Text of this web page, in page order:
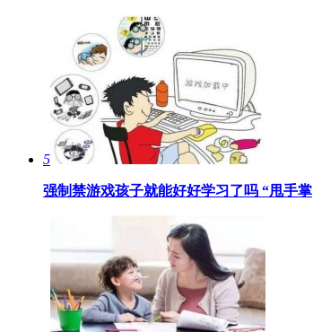
5
强制禁游戏孩子就能好好学习了吗 “甩手掌